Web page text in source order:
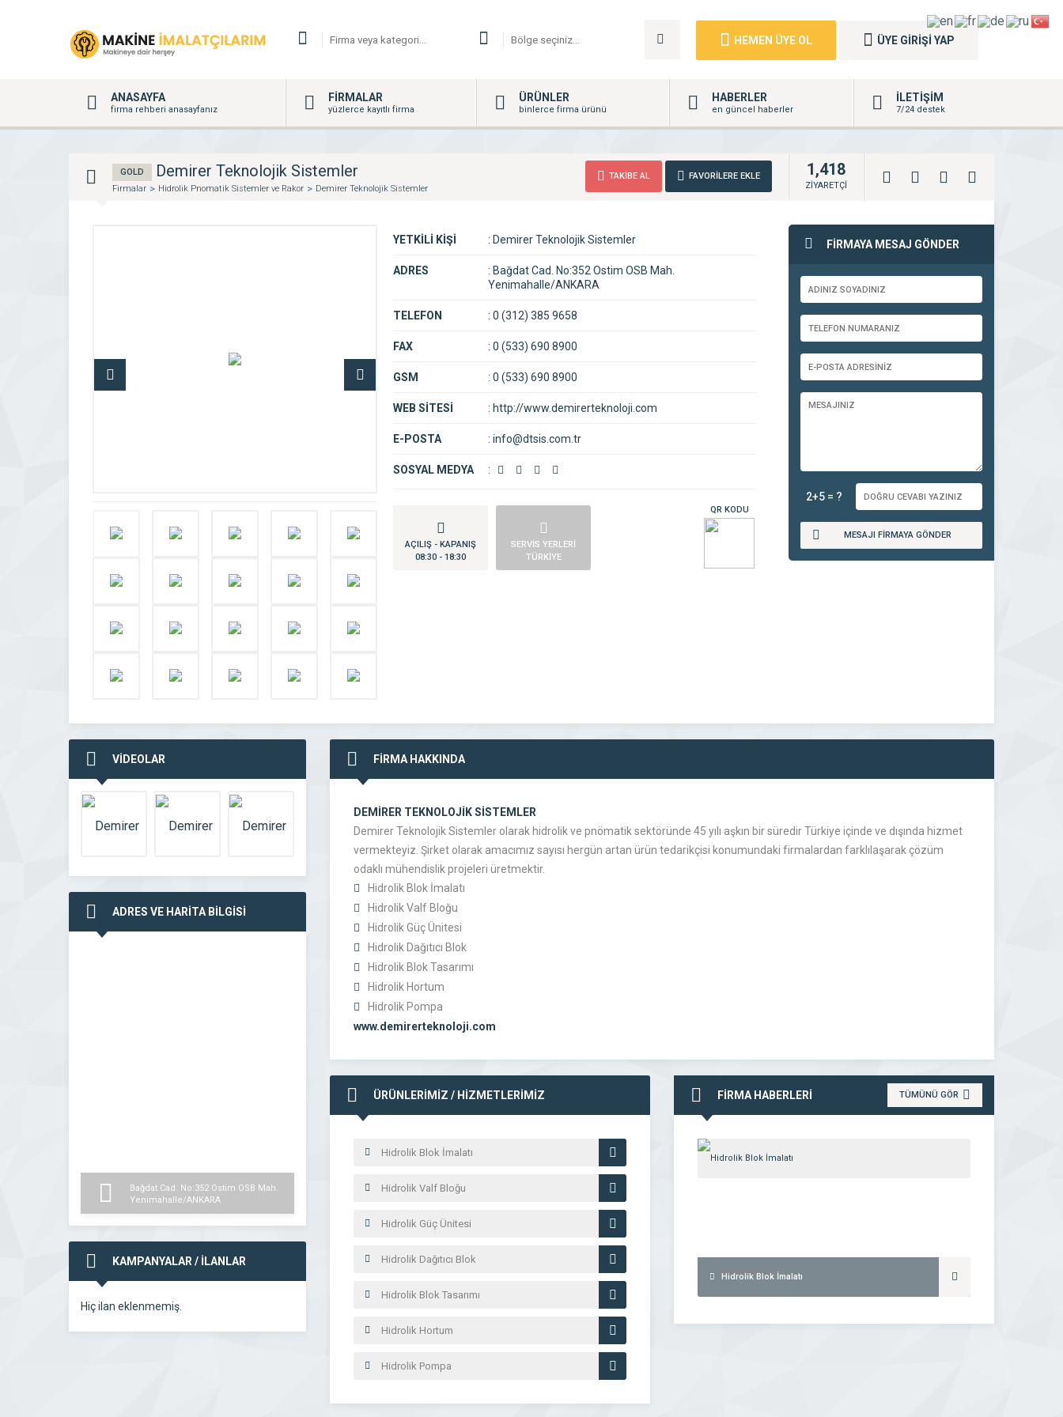
HEMEN ÜYE OL ÜYE GİRİŞİ YAP
ANASAYFA
firma rehberi anasayfanız
FİRMALAR
yüzlerce kayıtlı firma
ÜRÜNLER
binlerce firma ürünü
HABERLER
en güncel haberler
İLETİŞİM
7/24 destek
GOLD Demirer Teknolojik Sistemler
Firmalar Hidrolik Pnomatik Sistemler ve Rakor Demirer Teknolojik Sistemler
TAKİBE AL FAVORİLERE EKLE 1,418
ZİYARETÇİ
YETKİLİ KİŞİ : Demirer Teknolojik Sistemler
ADRES : Bağdat Cad. No:352 Ostim OSB Mah.
Yenimahalle/ANKARA
TELEFON : 0 (312) 385 9658
FAX : 0 (533) 690 8900
GSM : 0 (533) 690 8900
WEB SİTESİ : http://www.demirerteknoloji.com
E-POSTA : info@dtsis.com.tr
SOSYAL MEDYA :
AÇILIŞ - KAPANIŞ
08:30 - 18:30
SERVİS YERLERİ
TÜRKİYE
QR KODU
FİRMAYA MESAJ GÖNDER
2+5 = ?
MESAJI FİRMAYA GÖNDER
VİDEOLAR
ADRES VE HARİTA BİLGİSİ
Bağdat Cad. No:352 Ostim OSB Mah.
Yenimahalle/ANKARA
KAMPANYALAR / İLANLAR
Hiç ilan eklenmemiş.
FİRMA HAKKINDA
DEMİRER TEKNOLOJİK SİSTEMLER
Demirer Teknolojik Sistemler olarak hidrolik ve pnömatik sektöründe 45 yılı aşkın bir süredir Türkiye içinde ve dışında hizmet
vermekteyiz. Şirket olarak amacımız sayısı hergün artan ürün tedarikçisi konumundaki firmalardan farklılaşarak çözüm
odaklı mühendislik projeleri üretmektir.
Hidrolik Blok İmalatı
Hidrolik Valf Bloğu
Hidrolik Güç Ünitesi
Hidrolik Dağıtıcı Blok
Hidrolik Blok Tasarımı
Hidrolik Hortum
Hidrolik Pompa
www.demirerteknoloji.com
ÜRÜNLERİMİZ / HİZMETLERİMİZ
Hidrolik Blok İmalatı
Hidrolik Valf Bloğu
Hidrolik Güç Ünitesi
Hidrolik Dağıtıcı Blok
Hidrolik Blok Tasarımı
Hidrolik Hortum
Hidrolik Pompa
FİRMA HABERLERİ TÜMÜNÜ GÖR
Hidrolik Blok İmalatı